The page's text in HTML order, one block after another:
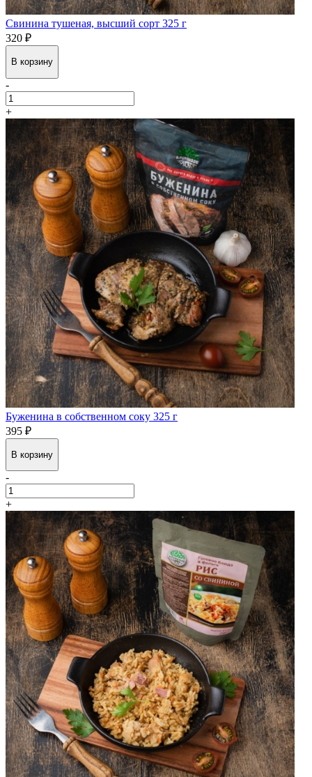
Свинина тушеная, высший сорт 325 г
320 ₽
В корзину
-
+
Буженина в собственном соку 325 г
395 ₽
В корзину
-
+